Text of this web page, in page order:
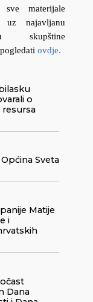
materijale
uz najavljanu
skupštine
ovdje.
o
resursa
Sveta
Matije
i
Dana